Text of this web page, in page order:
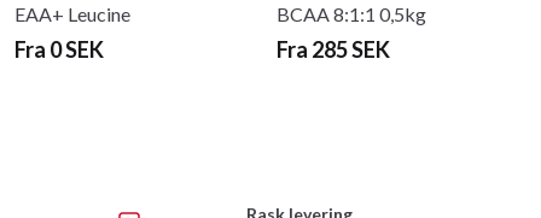
EAA+ Leucine
Fra 0 SEK
BCAA 8:1:1 0,5kg
Fra 285 SEK
Rask levering